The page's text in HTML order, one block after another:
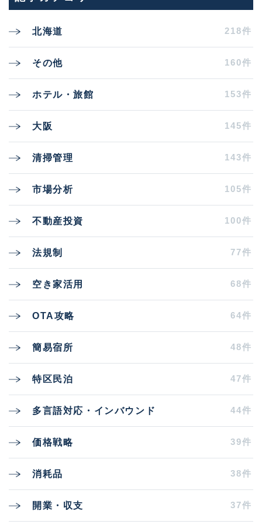
北海道 218件
その他 160件
ホテル・旅館 153件
大阪 145件
清掃管理 143件
市場分析 105件
不動産投資 100件
法規制 77件
空き家活用 68件
OTA攻略 64件
簡易宿所 48件
特区民泊 47件
多言語対応・インバウンド 44件
価格戦略 39件
消耗品 38件
開業・収支 37件